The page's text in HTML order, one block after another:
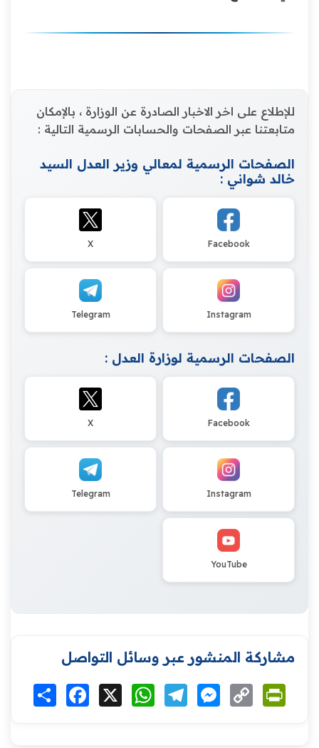
للإطلاع على اخر الاخبار الصادرة عن الوزارة ، بالإمكان
متابعتنا عبر الصفحات والحسابات الرسمية التالية :
الصفحات الرسمية لمعالي وزير العدل السيد
خالد شواني :
Facebook
X
Instagram
Telegram
الصفحات الرسمية لوزارة العدل :
Facebook
X
Instagram
Telegram
YouTube
مشاركة المنشور عبر وسائل التواصل
انشر Facebook WhatsAppTelegramMessenger
Copy
Link